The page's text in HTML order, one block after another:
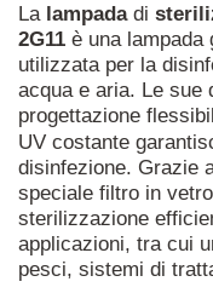
La lampadadi
2G11 è una lampada
utilizzata per la
acqua e aria. Le sue
progettazione
UV costante
disinfezione. Grazie
speciale filtro in
sterilizzazione
applicazioni, tra cui
pesci, sistemi di